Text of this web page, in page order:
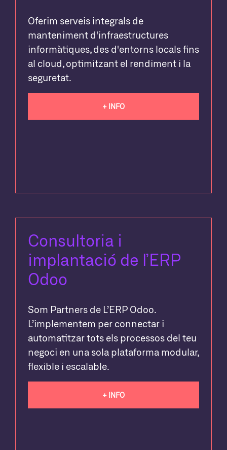
Oferim serveis integrals de
manteniment d'infraestructures
informàtiques, des d'entorns locals fins
al cloud, optimitzant el rendiment i la
seguretat.
+ INFO
Consultoria i
implantació de l’ERP
Odoo
Som Partners de L’ERP Odoo.
L’implementem per connectar i
automatitzar tots els processos del teu
negoci en una sola plataforma modular,
flexible i escalable.
+ INFO